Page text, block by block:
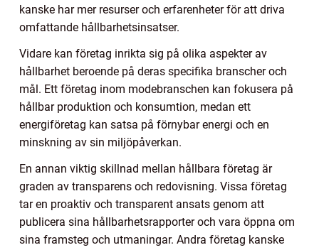
kanske har mer resurser och erfarenheter för att driva
omfattande hållbarhetsinsatser.
Vidare kan företag inrikta sig på olika aspekter av
hållbarhet beroende på deras specifika branscher och
mål. Ett företag inom modebranschen kan fokusera på
hållbar produktion och konsumtion, medan ett
energiföretag kan satsa på förnybar energi och en
minskning av sin miljöpåverkan.
En annan viktig skillnad mellan hållbara företag är
graden av transparens och redovisning. Vissa företag
tar en proaktiv och transparent ansats genom att
publicera sina hållbarhetsrapporter och vara öppna om
sina framsteg och utmaningar. Andra företag kanske